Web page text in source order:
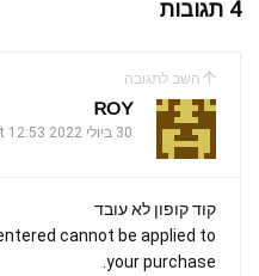
4 תגובות
השב לתגובה
ROY
30 ביולי 2022 at 12:53
קוד קופון לא עובד
cannot be applied to
your purchase.